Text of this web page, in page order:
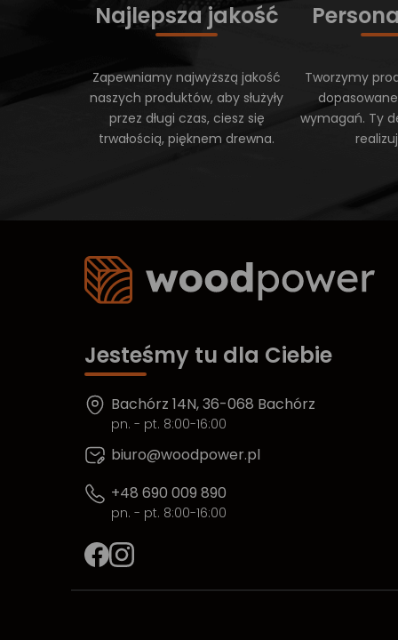
Najlepsza jakość
Zapewniamy najwyższą jakość
naszych produktów, aby służyły
przez długi czas, ciesz się
trwałością, pięknem drewna.
Tworzymy
wymagań. Ty
Jesteśmy tu dla Ciebie
Bachórz 14N, 36-068 Bachórz
pn. - pt. 8:00-16:00
biuro@woodpower.pl
+48 690 009 890
pn. - pt. 8:00-16:00